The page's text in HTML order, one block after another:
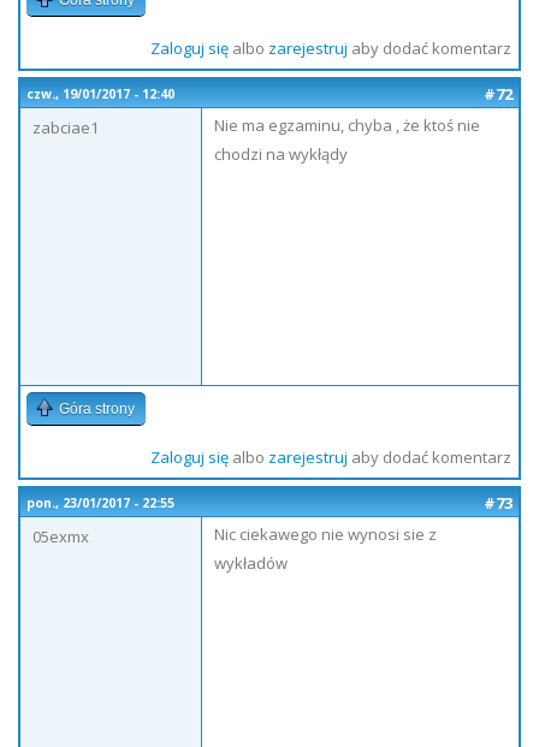
Zaloguj sięalbo zarejestruj aby dodać komentarz
czw., 19/01/2017 - 12:40
#72
zabciae1
Nie ma egzaminu, chyba , że ktoś nie
chodzi na wykłądy
Góra strony
Zaloguj sięalbo zarejestruj aby dodać komentarz
pon., 23/01/2017 - 22:55
#73
05exmx
Nic ciekawego nie wynosi sie z
wykładów